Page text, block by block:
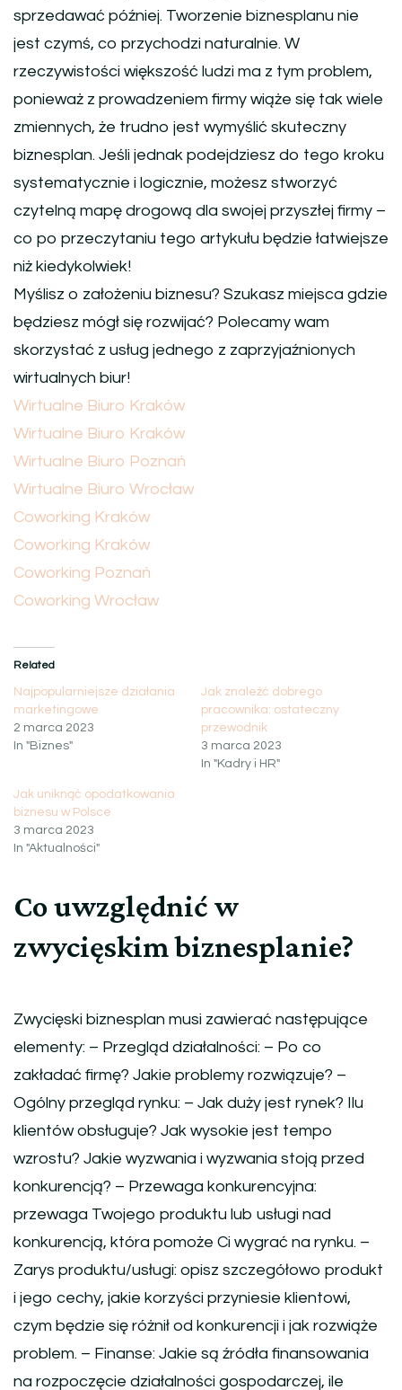
sprzedawać później. Tworzenie biznesplanu nie
jest czymś, co przychodzi naturalnie. W
rzeczywistości większość ludzi ma z tym problem,
ponieważ z prowadzeniem firmy wiąże się tak wiele
zmiennych, że trudno jest wymyślić skuteczny
biznesplan. Jeśli jednak podejdziesz do tego kroku
systematycznie i logicznie, możesz stworzyć
czytelną mapę drogową dla swojej przyszłej firmy –
co po przeczytaniu tego artykułu będzie łatwiejsze
niż kiedykolwiek!
Myślisz o założeniu biznesu? Szukasz miejsca gdzie
będziesz mógł się rozwijać? Polecamy wam
skorzystać z usług jednego z zaprzyjaźnionych
wirtualnych biur!
Wirtualne Biuro Kraków
Wirtualne Biuro Kraków
Wirtualne Biuro Poznań
Wirtualne Biuro Wrocław
Coworking Kraków
Coworking Kraków
Coworking Poznań
Coworking Wrocław
Related
Najpopularniejsze działania
marketingowe
2 marca 2023
In "Biznes"
Jak znaleźć dobrego
pracownika: ostateczny
przewodnik
3 marca 2023
In "Kadry i HR"
Jak uniknąć opodatkowania
biznesu w Polsce
3 marca 2023
In "Aktualności"
Co uwzględnić w
zwycięskim biznesplanie?
Zwycięski biznesplan musi zawierać następujące
elementy: – Przegląd działalności: – Po co
zakładać firmę? Jakie problemy rozwiązuje? –
Ogólny przegląd rynku: – Jak duży jest rynek? Ilu
klientów obsługuje? Jak wysokie jest tempo
wzrostu? Jakie wyzwania i wyzwania stoją przed
konkurencją? – Przewaga konkurencyjna:
przewaga Twojego produktu lub usługi nad
konkurencją, która pomoże Ci wygrać na rynku. –
Zarys produktu/usługi: opisz szczegółowo produkt
i jego cechy, jakie korzyści przyniesie klientowi,
czym będzie się różnił od konkurencji i jak rozwiąże
problem. – Finanse: Jakie są źródła finansowania
na rozpoczęcie działalności gospodarczej, ile